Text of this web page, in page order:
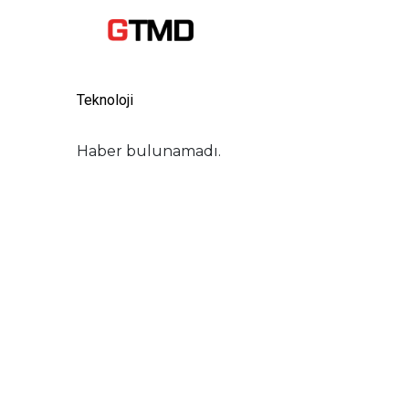
Teknoloji
Haber bulunamadı.